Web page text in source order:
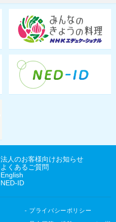
法人のお客様向けお知らせ
よくあるご質問
English
NED-ID
プライバシーポリシー